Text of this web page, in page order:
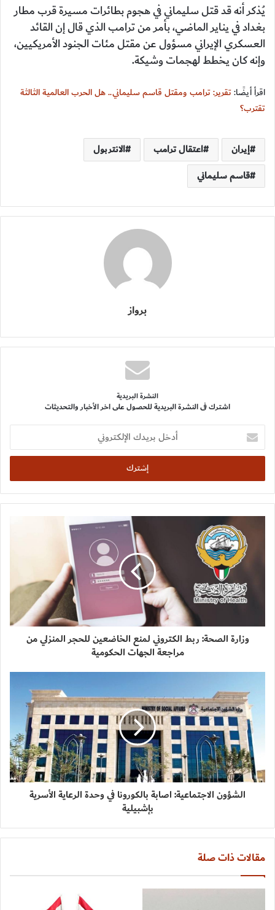
يُذكر أنه قد قتل سليماني في هجوم بطائرات مسيرة قرب مطار
بغداد في يناير الماضي، بأمر من ترامب الذي قال إن القائد
العسكري الإيراني مسؤول عن مقتل مئات الجنود الأمريكيين،
وإنه كان يخطط لهجمات وشيكة.
اقرأ أيضًا:تقرير: ترامب ومقتل قاسم سليماني.. هل الحرب العالمية الثالثة
تقترب؟
إيران اعتقال ترامب
الانتربول
قاسم سليماني
برواز
النشرة البريدية
اشترك فى النشرة البريدية للحصول على اخر الأخبار والتحديثات
أدخل
بريدك
الإلكتروني
وزارة الصحة: ربط الكتروني لمنع الخاضعين للحجر المنزلي من
مراجعة الجهات الحكومية
الشؤون الاجتماعية: اصابة بالكورونا في وحدة الرعاية الأسرية
بإشبيلية
مقالات ذات صلة